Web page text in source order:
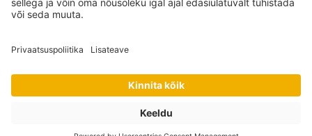
Адрес: Mere pst 4, 2. этаж (вход со
двора, через террасу ресторана
Tel: (+372) 51 997 707, (+372) 600